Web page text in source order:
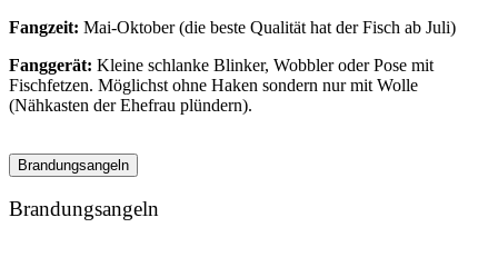
Fangzeit: Mai-Oktober (die beste Qualität hat der Fisch ab Juli)
Fanggerät: Kleine schlanke Blinker, Wobbler oder Pose mit
Fischfetzen. Möglichst ohne Haken sondern nur mit Wolle
(Nähkasten der Ehefrau plündern).
Brandungsangeln
Brandungsangeln